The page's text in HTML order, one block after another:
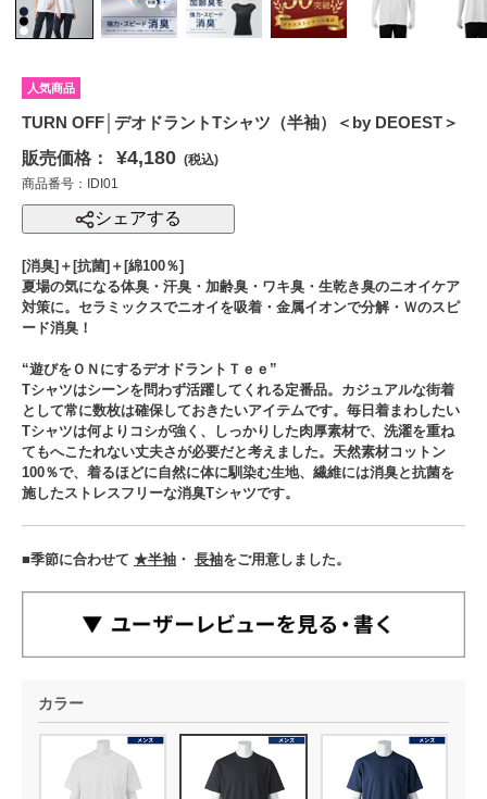
人気商品
TURN OFF│デオドラントTシャツ（半袖）＜by DEOEST＞
販売価格：
¥4,180 (税込)
商品番号：IDI01
シェアする
[消臭]＋[抗菌]＋[綿100％]
夏場の気になる体臭・汗臭・加齢臭・ワキ臭・生乾き臭のニオイケア
対策に。セラミックスでニオイを吸着・金属イオンで分解・Ｗのスピ
ード消臭！
“遊びをＯＮにするデオドラントＴｅｅ”
Tシャツはシーンを問わず活躍してくれる定番品。カジュアルな街着
として常に数枚は確保しておきたいアイテムです。毎日着まわしたい
Tシャツは何よりコシが強く、しっかりした肉厚素材で、洗濯を重ね
てもへこたれない丈夫さが必要だと考えました。天然素材コットン
100％で、着るほどに自然に体に馴染む生地、繊維には消臭と抗菌を
施したストレスフリーな消臭Tシャツです。
■季節に合わせて ★半袖 ・ 長袖をご用意しました。
カラー